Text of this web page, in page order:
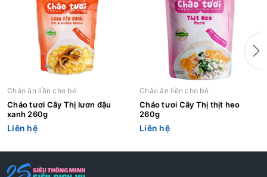
Cháo ăn liền cho bé
Cháo tươi Cây Thị lươn đậu
xanh 260g
Liên hệ
Cháo ăn liền cho bé
Cháo tươi Cây Thị thịt heo
260g
Liên hệ